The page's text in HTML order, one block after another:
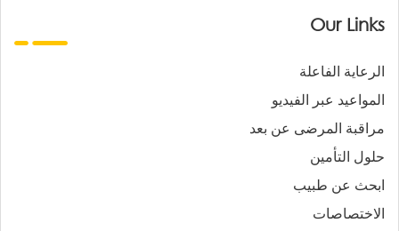
Our Links
الرعاية الفاعلة
المواعيد عبر الفيديو
مراقبة المرضى عن بعد
حلول التأمين
ابحث عن طبيب
الاختصاصات